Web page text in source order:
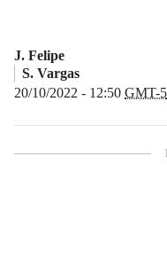
J. Felipe
S. Vargas
20/10/2022 - 12:50 GMT-5